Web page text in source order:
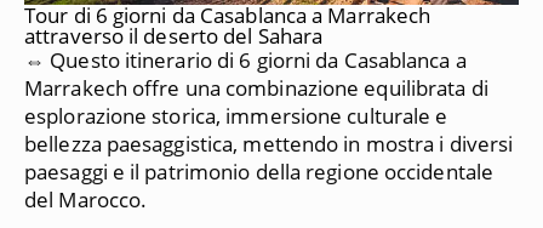
Tour di 6 giorni da Casablanca a Marrakech
attraverso il deserto del Sahara
⇔ Questo itinerario di 6 giorni da Casablanca a
Marrakech offre una combinazione equilibrata di
esplorazione storica, immersione culturale e
bellezza paesaggistica, mettendo in mostra i diversi
paesaggi e il patrimonio della regione occidentale
del Marocco.